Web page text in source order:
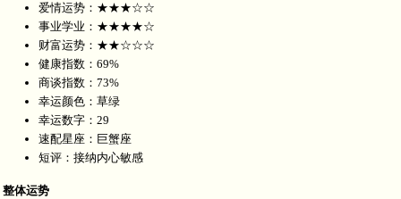
爱情运势：★★★☆☆
事业学业：★★★★☆
财富运势：★★☆☆☆
健康指数：69%
商谈指数：73%
幸运颜色：草绿
幸运数字：29
速配星座：巨蟹座
短评：接纳内心敏感
整体运势